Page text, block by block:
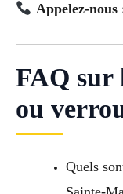
Appelez-nous
FAQ sur
ou
Quels